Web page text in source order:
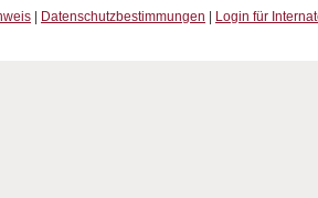
Datenschutzbestimmungen Login für